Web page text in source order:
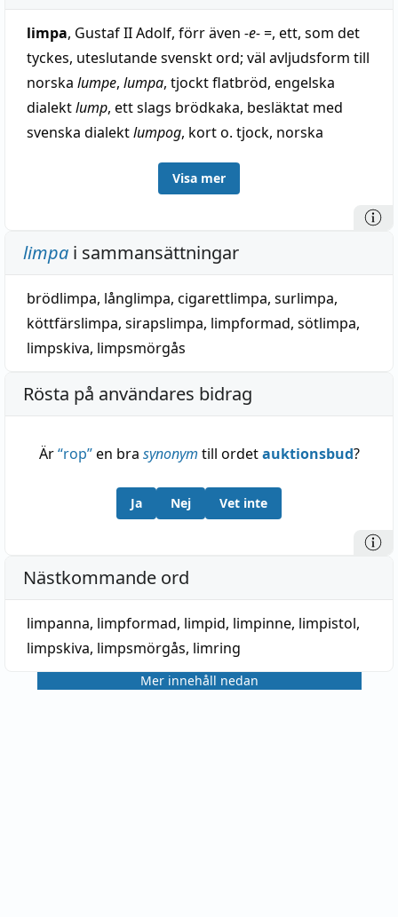
limpa, Gustaf II Adolf, förr även -e-=, ett, som det
tyckes, uteslutande svenskt ord; väl avljudsform till
norska lumpe, lumpa, tjockt flatbröd, engelska
dialektlump, ett slags brödkaka, besläktat med
svenska dialektlumpog, kort o. tjock, norska
sammanhang rum med norska
Visa mer
limpa i sammansättningar
brödlimpa, långlimpa, cigarettlimpa, surlimpa,
köttfärslimpa, sirapslimpa, limpformad, sötlimpa,
limpskiva, limpsmörgås
Rösta på användares bidrag
Är“rop”en bra synonym till ordetauktionsbud?
Ja Nej Vet inte
Nästkommande ord
limpanna, limpformad, limpid, limpinne, limpistol,
limpskiva, limpsmörgås, limring
Mer innehåll nedan